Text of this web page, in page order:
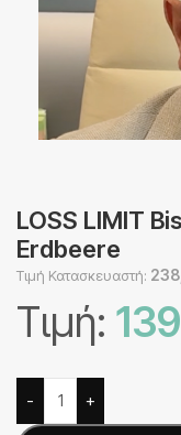
LOSS LIMIT
Erdbeere
Τιμή Κατασκευαστή:
Τιμή:
- +
Alternative: